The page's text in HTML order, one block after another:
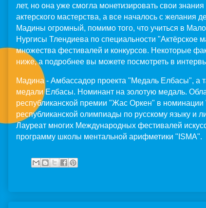
лет, но она уже смогла монетизировать свои
актерского мастерства, а все началось с желания
Мадины огромный, помимо того, что учиться в
Нургисы Тлендиева по специальности "Актёрское
множества фестивалей и конкурсов. Некоторые
ниже, а подробнее вы можете посмотреть в
Мадина - Амбассадор проекта "Медаль Елбасы", а
медали Елбасы. Номинант на золотую медаль.
республиканской премии "Жас Оркен" в
республиканской олимпиады по русскому языку и
Лауреат многих Международных фестивалей
программу школы ментальной арифметики "ISMA".